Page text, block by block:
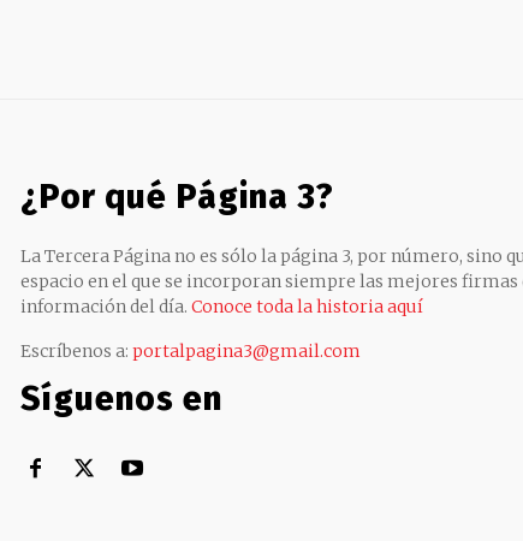
¿Por qué Página 3?
La Tercera Página no es sólo la página 3, por número, sino
espacio en el que se incorporan siempre las mejores
información del día. Conoce toda la historia aquí
Escríbenos a: portalpagina3@gmail.com
Síguenos en